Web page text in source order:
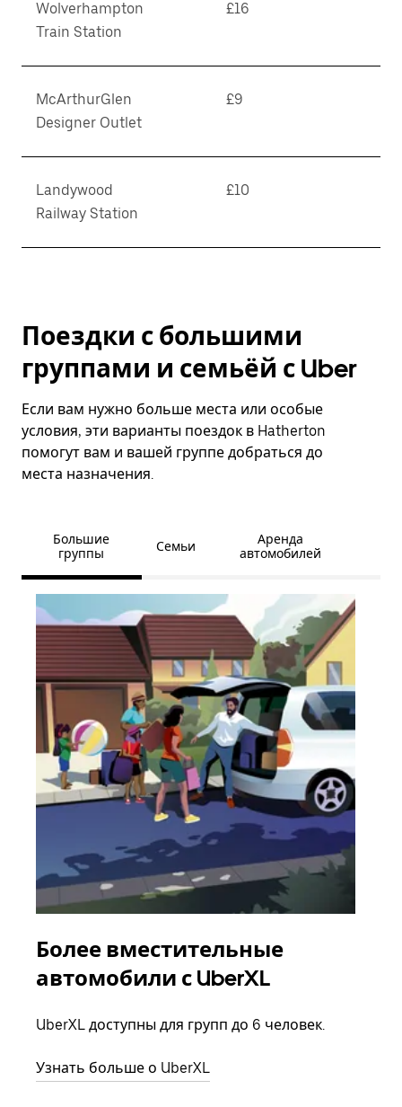
Wolverhampton
Train Station
£16
McArthurGlen
Designer Outlet
£9
Landywood
Railway Station
£10
Поездки с большими
группами и семьёй с Uber
Если вам нужно больше места или особые
условия, эти варианты поездок в Hatherton
помогут вам и вашей группе добраться до
места назначения.
Большие
группы
Семьи
Аренда
автомобилей
Более вместительные
автомобили с UberXL
UberXL доступны для групп до 6 человек.
Узнать больше о UberXL